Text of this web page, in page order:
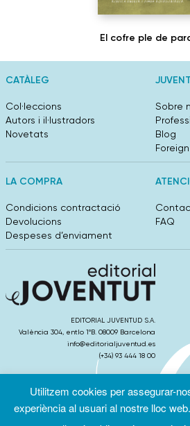
El cofre ple de
CATÀLEG
Col·leccions
Autors i il·lustradors
Novetats
Sobre
Blog
LA COMPRA
Condicions contractació
Devolucions
Despeses d’enviament
FAQ
EDITORIAL JUVENTUD S.A.
València 304, entlo 1ºB. 08009 Barcelona
info@editorialjuventud.es
(+34) 93 444 18 00
Utilitzem cookies per assegurar-
experiència al usuari al nostre lloc